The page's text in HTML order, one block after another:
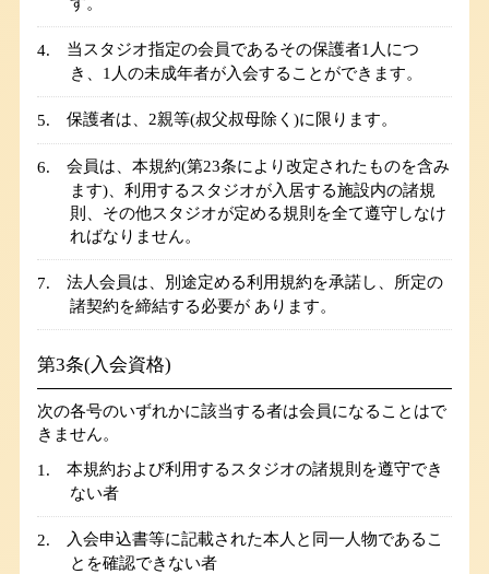
当スタジオ指定の会員であるその保護者1人につ
き、1人の未成年者が入会することができます。
保護者は、2親等(叔父叔母除く)に限ります。
会員は、本規約(第23条により改定されたものを含み
ます)、利用するスタジオが入居する施設内の諸規
則、その他スタジオが定める規則を全て遵守しなけ
ればなりません。
法人会員は、別途定める利用規約を承諾し、所定の
諸契約を締結する必要が あります。
第3条(入会資格)
次の各号のいずれかに該当する者は会員になることはで
きません。
本規約および利用するスタジオの諸規則を遵守でき
ない者
入会申込書等に記載された本人と同一人物であるこ
とを確認できない者